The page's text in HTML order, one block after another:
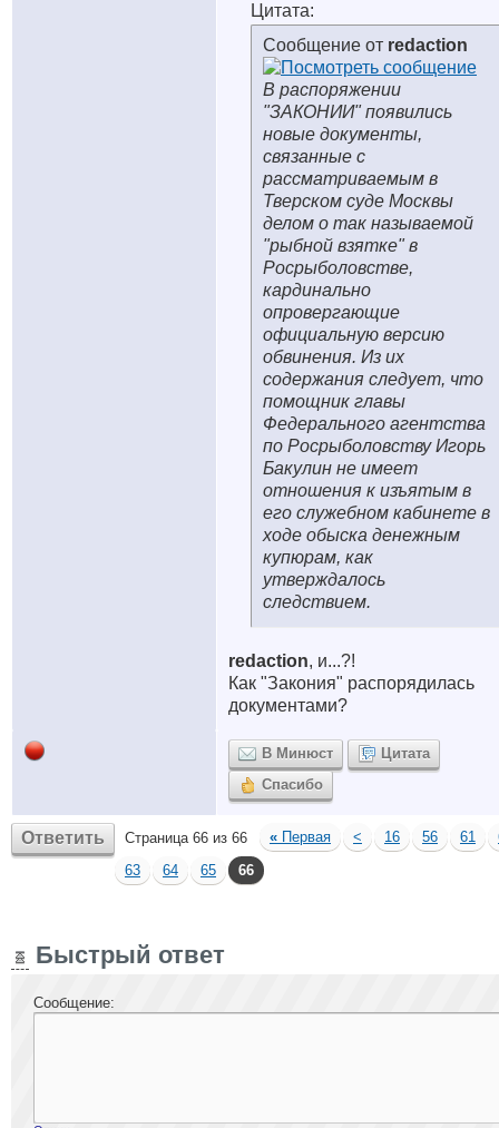
Цитата:
Сообщение от redaction
В распоряжении
"ЗАКОНИИ" появились
новые документы,
связанные с
рассматриваемым в
Тверском суде Москвы
делом о так называемой
"рыбной взятке" в
Росрыболовстве,
кардинально
опровергающие
официальную версию
обвинения. Из их
содержания следует, что
помощник главы
Федерального агентства
по Росрыболовству Игорь
Бакулин не имеет
отношения к изъятым в
его служебном кабинете в
ходе обыска денежным
купюрам, как
утверждалось
следствием.
redaction, и...?!
Как "Закония" распорядилась
документами?
В Минюст
Цитата
Спасибо
Ответить Страница 66 из 66 « Первая < 16 56 61
63
64 65 66
Быстрый ответ
Сообщение: